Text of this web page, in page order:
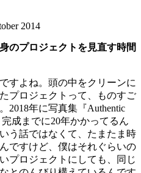
2014
プロジェクトを見直す時間
すよね。頭の中をクリーンに
プロジェクトって、ものすご
2018年に写真集『Authentic
成までに20年かかってるん
う話ではなくて、たまたま時
ですけど、僕はそれぐらいの
プロジェクトにしても、同じ